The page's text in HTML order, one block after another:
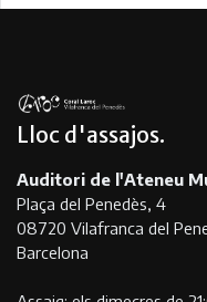
Lloc d'assajos
Auditori de l'Ateneu
Plaça del Penedès, 4
08720 Vilafranca del
Barcelona